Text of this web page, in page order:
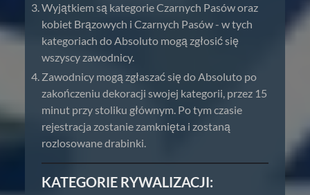
Wyjątkiem są kategorie Czarnych Pasów oraz
kobiet Brązowych i Czarnych Pasów - w tych
kategoriach do Absoluto mogą zgłosić się
wszyscy zawodnicy.
Zawodnicy mogą zgłaszać się do Absoluto po
zakończeniu dekoracji swojej kategorii, przez 15
minut przy stoliku głównym. Po tym czasie
rejestracja zostanie zamknięta i zostaną
rozlosowane drabinki.
KATEGORIE RYWALIZACJI: